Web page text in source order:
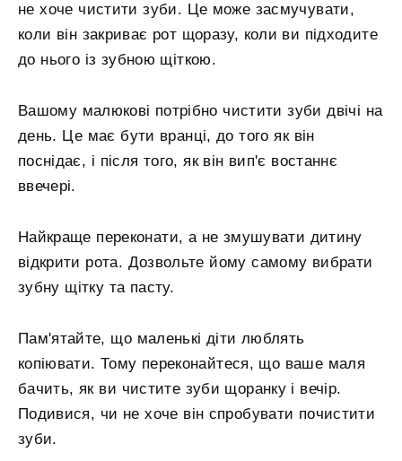
не хоче чистити зуби. Це може засмучувати,
коли він закриває рот щоразу, коли ви підходите
до нього із зубною щіткою.
Вашому малюкові потрібно чистити зуби двічі на
день. Це має бути вранці, до того як він
поснідає, і після того, як він вип'є востаннє
ввечері.
Найкраще переконати, а не змушувати дитину
відкрити рота. Дозвольте йому самому вибрати
зубну щітку та пасту.
Пам'ятайте, що маленькі діти люблять
копіювати. Тому переконайтеся, що ваше маля
бачить, як ви чистите зуби щоранку і вечір.
Подивися, чи не хоче він спробувати почистити
зуби.